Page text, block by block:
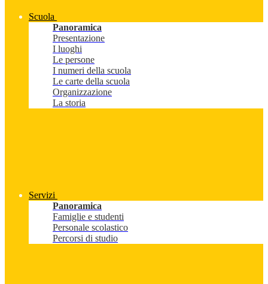
Scuola
Panoramica
Presentazione
I luoghi
Le persone
I numeri della scuola
Le carte della scuola
Organizzazione
La storia
Servizi
Panoramica
Famiglie e studenti
Personale scolastico
Percorsi di studio